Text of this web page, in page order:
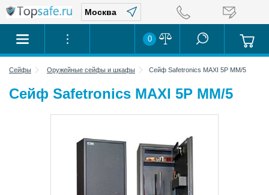
0
Сейфы Оружейные сейфы и шкафы Сейф Safetronics MAXI 5P MM/5
Сейф Safetronics MAXI 5P MM/5